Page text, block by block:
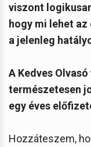
viszont
hogy mi lehet
a jelenleg
A Kedves
természetesen
egy éves
Hozzáteszem,